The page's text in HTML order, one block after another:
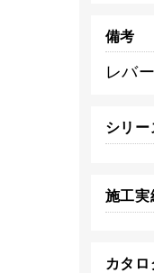
備考
レバ
シリー
施工実
カタロ